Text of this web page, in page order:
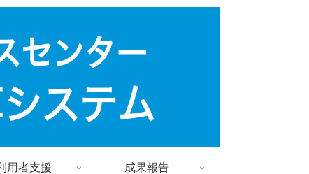
用者支援 成果報告